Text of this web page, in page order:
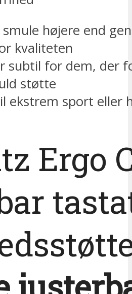
smule højere end
kvaliteten
subtil for dem, der
støtte
ekstrem sport eller
Ergo